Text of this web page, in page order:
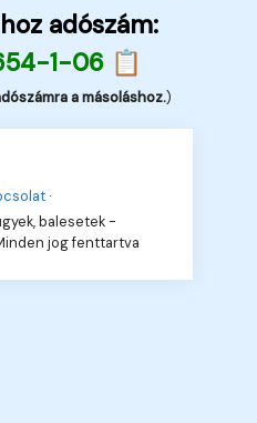
adószám:
1-06 📋
a másoláshoz.)
·
balesetek -
jog fenttartva